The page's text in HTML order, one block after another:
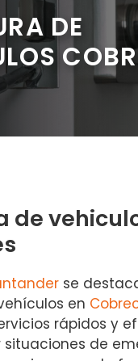
DE
de
se
en
rápidos y
situaciones de